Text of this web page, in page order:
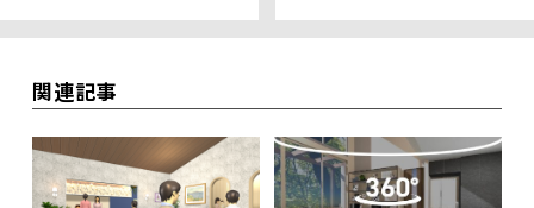
関連記事